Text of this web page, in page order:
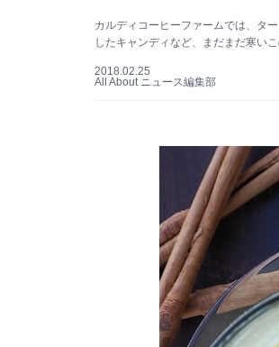
カルディコーヒーファームでは、タ
したキャンディなど、まだまだ寒い
2018.02.25
All About ニュース編集部